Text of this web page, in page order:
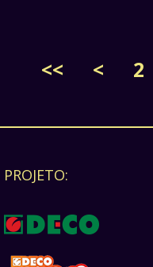
<< < 2
PROJETO: